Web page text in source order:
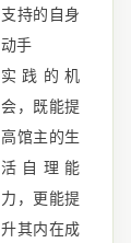
支持的自身
动手
实践的机
会，既能提
高馆主的生
活自理能
力，更能提
升其内在成